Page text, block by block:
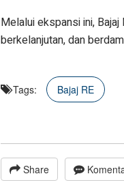
Melalui ekspansi ini,
berkelanjutan, dan
Tags: Bajaj RE
Share